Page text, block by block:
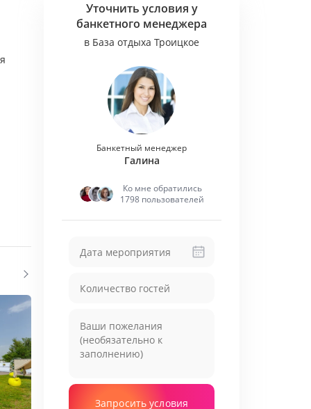
Уточнить условия у
банкетного менеджера
в База отдыха Троицкое
Банкетный менеджер
Галина
Ко мне обратились
1798 пользователей
Запросить условия